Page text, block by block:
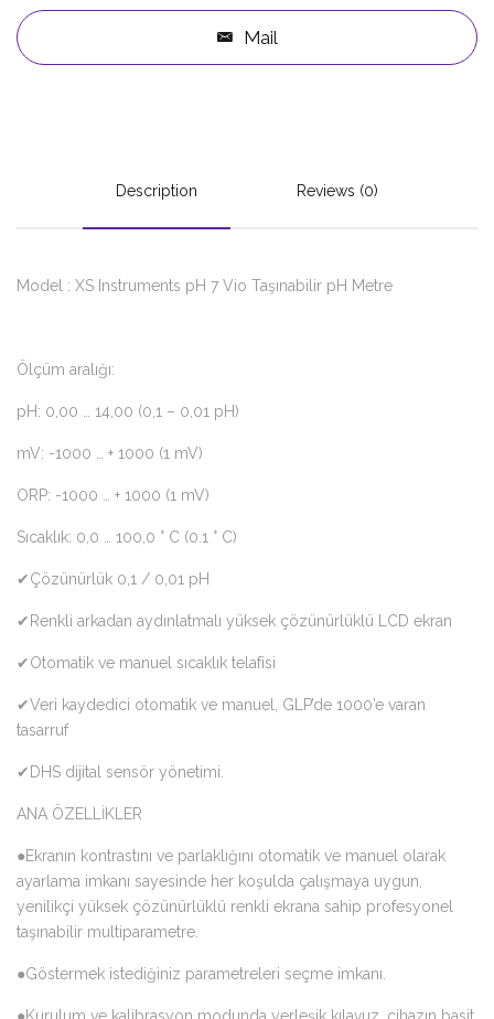
Mail
Description Reviews (0)
Model : XS Instruments pH 7 Vio Taşınabilir pH Metre
Ölçüm aralığı:
pH: 0,00 … 14,00 (0,1 – 0,01 pH)
mV: -1000 … + 1000 (1 mV)
ORP: -1000 … + 1000 (1 mV)
Sıcaklık: 0,0 … 100,0 ° C (0.1 ° C)
✔Çözünürlük 0,1 / 0,01 pH
✔Renkli arkadan aydınlatmalı yüksek çözünürlüklü LCD ekran
✔Otomatik ve manuel sıcaklık telafisi
✔Veri kaydedici otomatik ve manuel, GLP’de 1000’e varan
tasarruf
✔DHS dijital sensör yönetimi.
ANA ÖZELLİKLER
●Ekranın kontrastını ve parlaklığını otomatik ve manuel olarak
ayarlama imkanı sayesinde her koşulda çalışmaya uygun,
yenilikçi yüksek çözünürlüklü renkli ekrana sahip profesyonel
taşınabilir multiparametre.
●Göstermek istediğiniz parametreleri seçme imkanı.